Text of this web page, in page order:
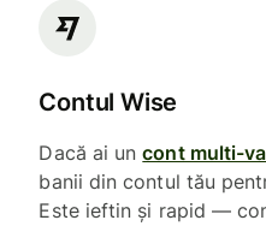
Contul Wise
Dacă ai uncont multi-
banii din contul tău
Este ieftin și rapid —